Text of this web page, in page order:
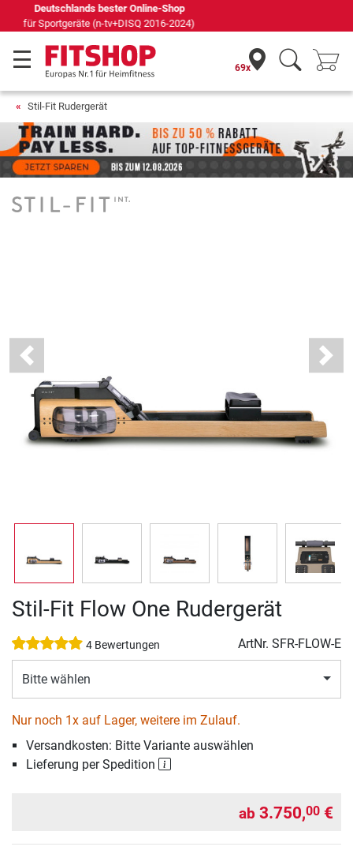
Seit 42 Jahren Ihr Experte für Heimfitness
69x
Stil-Fit Rudergerät
Previous Next
Stil-Fit Flow One Rudergerät
4 Bewertungen ArtNr. SFR-FLOW-E
Bitte wählen
Nur noch 1x auf Lager, weitere im Zulauf.
Versandkosten: Bitte Variante auswählen
Lieferung per Spedition
ab 3.750,00 €